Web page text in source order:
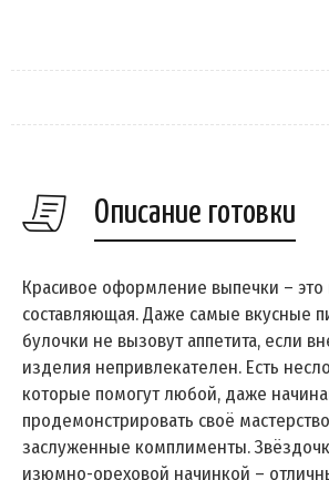
Описание готовки
Красивое оформление выпечки – это
составляющая. Даже самые вкусные
булочки не вызовут аппетита, если
изделия непривлекателен. Есть
которые помогут любой, даже
продемонстрировать своё
заслуженные комплименты.
изюмно-ореховой начинкой –